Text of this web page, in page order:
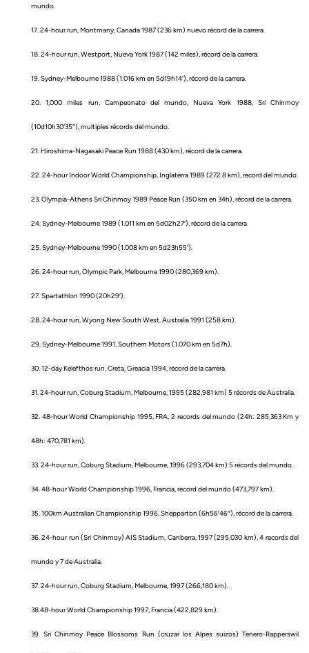
mundo.
17. 24-hour run, Montmany, Canada 1987 (236 km) nuevo récord de la carrera.
18. 24-hour run, Westport, Nueva York 1987 (142 miles), récord de la carrera.
19. Sydney-Melbourne 1988 (1.016 km en 5d19h14′), récord de la carrera.
20. 1,000 miles run, Campeonato del mundo, Nueva York 1988, Sri Chinmoy
(10d10h30′35″), multiples récords del mundo.
21. Hiroshima-Nagasaki Peace Run 1988 (430 km), récord de la carrera.
22. 24-hour Indoor World Championship, Inglaterra 1989 (272.8 km), record del mundo.
23. Olympia-Athens Sri Chinmoy 1989 Peace Run (350 km en 34h), récord de la carrera.
24. Sydney-Melbourne 1989 (1.011 km en 5d02h27′), récord de la carrera.
25. Sydney-Melbourne 1990 (1.008 km en 5d23h55′).
26. 24-hour run, Olympic Park, Melbourne 1990 (280,369 km).
27. Spartathlon 1990 (20h29′).
28. 24-hour run, Wyong New South West, Australia 1991 (258 km).
29. Sydney-Melbourne 1991, Southern Motors (1.070 km en 5d7h).
30. 12-day Kelefthos run, Creta, Greacia 1994, récord de la carrera.
31. 24-hour run, Coburg Stadium, Melbourne, 1995 (282,981 km) 5 récords de Australia.
32. 48-hour World Championship 1995, FRA, 2 records del mundo (24h: 285,363 Km y
48h: 470,781 km).
33. 24-hour run, Coburg Stadium, Melbourne, 1996 (293,704 km) 5 récords del mundo.
34. 48-hour World Championship 1996, Francia, record del mundo (473,797 km).
35. 100km Australian Championship 1996, Shepparton (6h56′46″), récord de la carrera.
36. 24-hour run (Sri Chinmoy) AIS Stadium, Canberra, 1997 (295,030 km), 4 records del
mundo y 7 de Australia.
37. 24-hour run, Coburg Stadium, Melbourne, 1997 (266,180 km).
38.48-hour World Championship 1997, Francia (422,829 km).
39. Sri Chinmoy Peace Blossoms Run (cruzar los Alpes suizos) Tenero-Rapperswil